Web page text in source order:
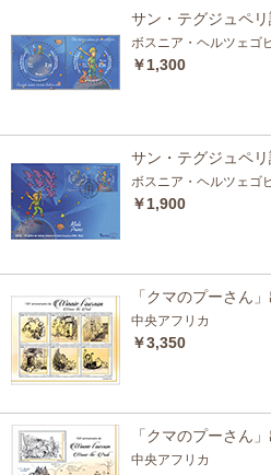
サン・テグジュペ
ボスニア・ヘルツェゴ
￥1,300
サン・テグジュペ
ボスニア・ヘルツェゴ
￥1,900
「クマのプーさん
中央アフリカ
￥3,350
「クマのプーさん
中央アフリカ